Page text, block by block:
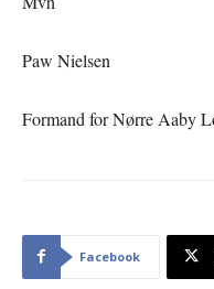
Paw Nielsen
Formand for Nørre Aaby
Facebook